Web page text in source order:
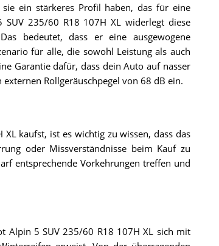
ein stärkeres Profil haben, das für eine
235/60 R18 107H XL widerlegt diese
bedeutet, dass er eine ausgewogene
für alle, die sowohl Leistung als auch
Garantie dafür, dass dein Auto auf nasser
Rollgeräuschpegel von 68 dB ein.
kaufst, ist es wichtig zu wissen, dass das
oder Missverständnisse beim Kauf zu
entsprechende Vorkehrungen treffen und
Alpin 5 SUV 235/60 R18 107H XL sich mit